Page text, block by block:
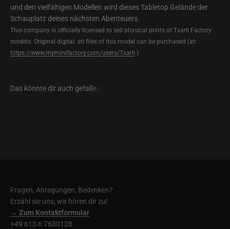
und den vielfältigen Modellen wird dieses Tabletop Gelände der
Schauplatz deines nächsten Abenteuers.
This company is officially licensed to sell physical prints of Txarli Factory
models. Original digital .stl files of this model can be purchased (at:
https://www.myminifactory.com/users/Txarli )
Fragen, Anregungen, Bedenken?
Erzähl sie uns, wir hören dir zu!
→ Zum Kontaktformular
+49 613 6 7630128